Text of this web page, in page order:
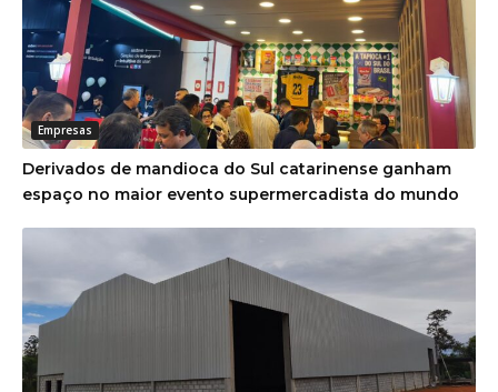
Empresas
Derivados de mandioca do Sul catarinense ganham
espaço no maior evento supermercadista do mundo